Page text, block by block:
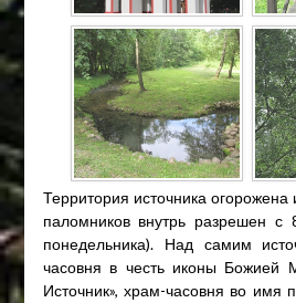
Территория источника огорожена
паломников внутрь разрешен с
понедельника). Над самим
часовня в честь иконы Божией
Источник», храм-часовня во имя